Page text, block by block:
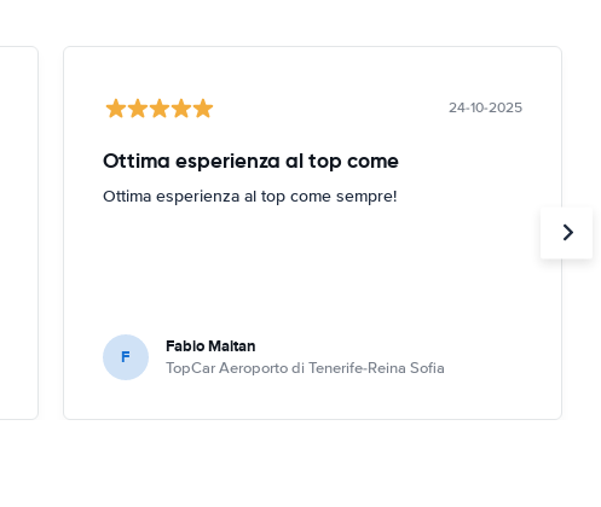
24-10-2025
Ottima esperienza al top come
Ottima esperienza al top come sempre!
F Fabio Maitan
TopCar Aeroporto di Tenerife-Reina Sofia